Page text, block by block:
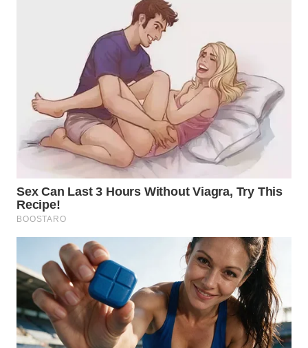
INFRASTRUKTUR
KONSUMEN
WAHANA
LISTRIK
WAHANA
TRAVEL
WAHANA
WAHANANEWS
ID
WAHANANEWS